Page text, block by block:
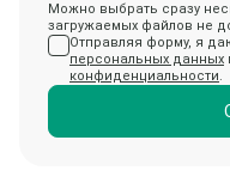
Можно выбрать сразу
загружаемых файлов не
Отправляя форму, я
персональных данных
конфиденциальности.